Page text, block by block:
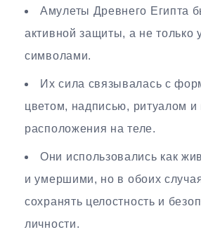
Амулеты Древнего Египта
активной защиты, а не только
символами.
Их сила связывалась с
цветом, надписью, ритуалом и
расположения на теле.
Они использовались как
и умершими, но в обоих
сохранять целостность и
личности.